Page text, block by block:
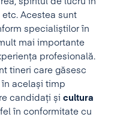
Acestea sunt
specialiștilor în
mai importante
profesională.
tineri care găsesc
același timp
candidați și cultura
în conformitate cu